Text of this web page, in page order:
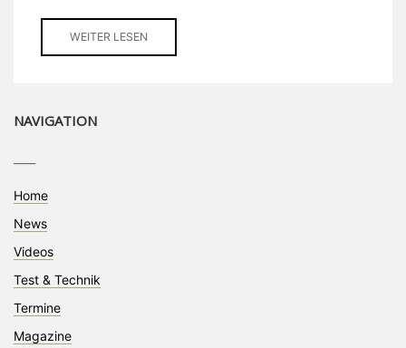
WEITER LESEN
NAVIGATION
Home
News
Videos
Test & Technik
Termine
Magazine